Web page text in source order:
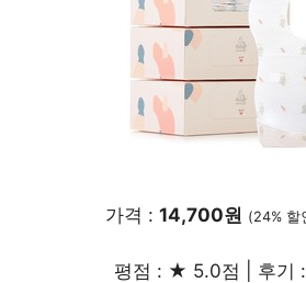
가격 : 14,700원 (24% 할
평점 : ★ 5.0점 | 후기